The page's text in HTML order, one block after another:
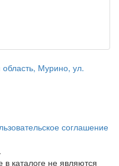
область, Мурино, ул.
соглашение
каталоге не являются